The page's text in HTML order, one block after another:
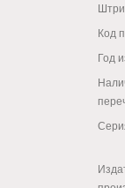
Код
Год